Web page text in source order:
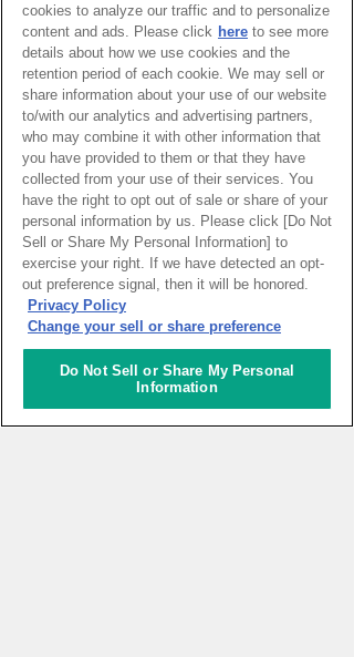
PAGE TOP
cookies to analyze our traffic and to personalize
content and ads. Please click here to see more
details about how we use cookies and the
retention period of each cookie. We may sell or
share information about your use of our website
to/with our analytics and advertising partners,
who may combine it with other information that
you have provided to them or that they have
collected from your use of their services. You
have the right to opt out of sale or share of your
personal information by us. Please click [Do Not
Sell or Share My Personal Information] to
exercise your right. If we have detected an opt-
out preference signal, then it will be honored.
Privacy Policy
Change your sell or share preference
Do Not Sell or Share My Personal
Information